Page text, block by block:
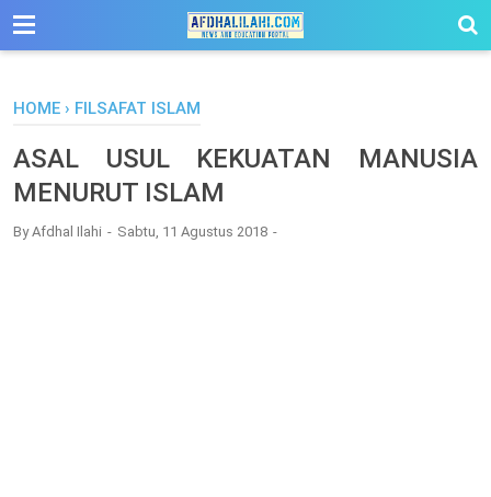
-->
HOME › FILSAFAT ISLAM
ASAL USUL KEKUATAN MANUSIA
MENURUT ISLAM
ByAfdhal Ilahi Sabtu, 11 Agustus 2018